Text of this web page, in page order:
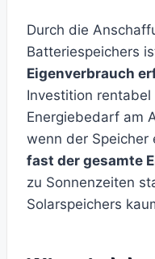
Durch die
Batteriespeichers
Eigenverbrauch
Investition
Energiebedarf am
wenn der Speicher
fast der gesamte
zu Sonnenzeiten
Solarspeichers